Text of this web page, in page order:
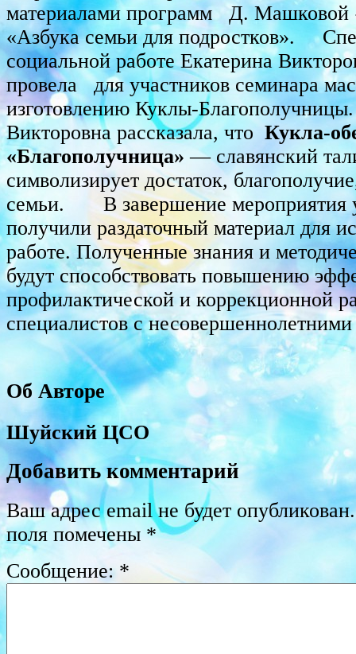
материалами программ Д. Машковой
«Азбука семьи для подростков».
социальной работе Екатерина
провела для участников семинара
изготовлению Куклы-
Викторовна рассказала, что Кукла-
«Благополучница» — славянский
символизирует достаток,
семьи. В завершение мероприятия
получили раздаточный материал для
работе. Полученные знания и
будут способствовать повышению
профилактической и коррекционной
специалистов с
Об Авторе
Шуйский ЦСО
Добавить комментарий
Ваш адрес email не будет опубликован.
поля помечены*
Сообщение: *